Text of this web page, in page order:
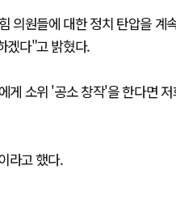
의원들에 대한 정치 탄압을
겠다"고 밝혔다.
게 소위 '공소 창작'을 한다면
라고 했다.